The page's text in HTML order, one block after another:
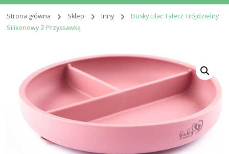
Strona główna Sklep Inny
Dusky Lilac Talerz Trójdzielny
Silikonowy Z Przyssawką